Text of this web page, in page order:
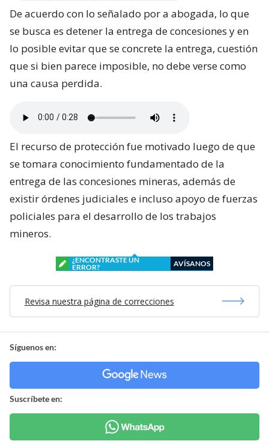
De acuerdo con lo señalado por a abogada, lo que
se busca es detener la entrega de concesiones y en
lo posible evitar que se concrete la entrega, cuestión
que si bien parece imposible, no debe verse como
una causa perdida.
El recurso de protección fue motivado luego de que
se tomara conocimiento fundamentado de la
entrega de las concesiones mineras, además de
existir órdenes judiciales e incluso apoyo de fuerzas
policiales para el desarrollo de los trabajos
mineros.
¿ENCONTRASTE UN
ERROR?
AVÍSANOS
Revisa nuestra página de correcciones
Síguenos en:
Suscríbete en: